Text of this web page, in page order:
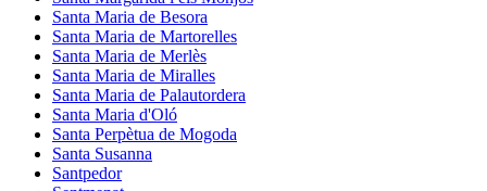
Santa Maria de Besora
Santa Maria de Martorelles
Santa Maria de Merlès
Santa Maria de Miralles
Santa Maria de Palautordera
Santa Maria d'Oló
Santa Perpètua de Mogoda
Santa Susanna
Santpedor